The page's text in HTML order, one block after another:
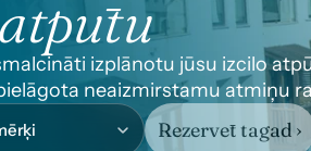
izplānotu jūsu izcilo
neaizmirstamu atmiņu
Rezervēt tagad ›